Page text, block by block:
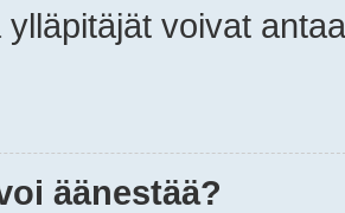
ylläpitäjät voivat
äänestää?